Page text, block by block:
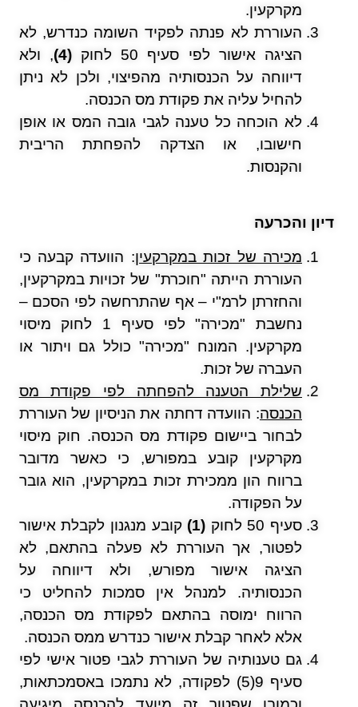
מקרקעין.
העוררת לא פנתה לפקיד השומה כנדרש, לא
הציגה אישור לפי סעיף 50 לחוק
(4)
, ולא
דיווחה על הכנסותיה מהפיצוי, ולכן לא ניתן
להחיל עליה את פקודת מס הכנסה.
לא הוכחה כל טענה לגבי גובה המס או אופן
חישובו, או הצדקה להפחתת הריבית
והקנסות.
דיון והכרעה
מכירה של זכות במקרקעין: הוועדה קבעה כי
העוררת הייתה "חוכרת" של זכויות במקרקעין,
והחזרתן לרמ"י – אף שהתרחשה לפי הסכם –
נחשבת "מכירה" לפי סעיף 1 לחוק מיסוי
מקרקעין. המונח "מכירה" כולל גם ויתור או
העברה של זכות.
שלילת הטענה להפחתה לפי פקודת מס
הכנסה: הוועדה דחתה את הניסיון של העוררת
לבחור ביישום פקודת מס הכנסה. חוק מיסוי
מקרקעין קובע במפורש, כי כאשר מדובר
ברווח הון ממכירת זכות במקרקעין, הוא גובר
על הפקודה.
סעיף 50 לחוק
(1)
קובע מנגנון לקבלת אישור
לפטור, אך העוררת לא פעלה בהתאם, לא
הציגה אישור מפורש, ולא דיווחה על
הכנסותיה. למנהל אין סמכות להחליט כי
הרווח ימוסה בהתאם לפקודת מס הכנסה,
אלא לאחר קבלת אישור כנדרש ממס הכנסה.
גם טענותיה של העוררת לגבי פטור אישי לפי
סעיף 9(5) לפקודה, לא נתמכו באסמכתאות,